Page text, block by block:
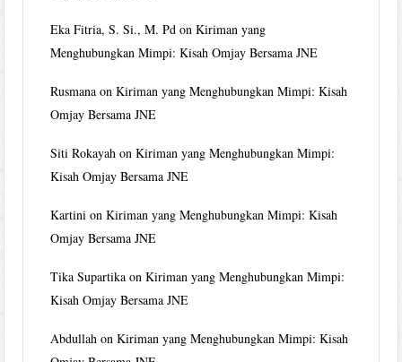
Eka Fitria, S. Si., M. Pd onKiriman yang
Menghubungkan Mimpi: Kisah Omjay Bersama JNE
Rusmana onKiriman yang Menghubungkan Mimpi: Kisah
Omjay Bersama JNE
Siti Rokayah onKiriman yang Menghubungkan Mimpi:
Kisah Omjay Bersama JNE
Kartini onKiriman yang Menghubungkan Mimpi: Kisah
Omjay Bersama JNE
Tika Supartika onKiriman yang Menghubungkan Mimpi:
Kisah Omjay Bersama JNE
Abdullah onKiriman yang Menghubungkan Mimpi: Kisah